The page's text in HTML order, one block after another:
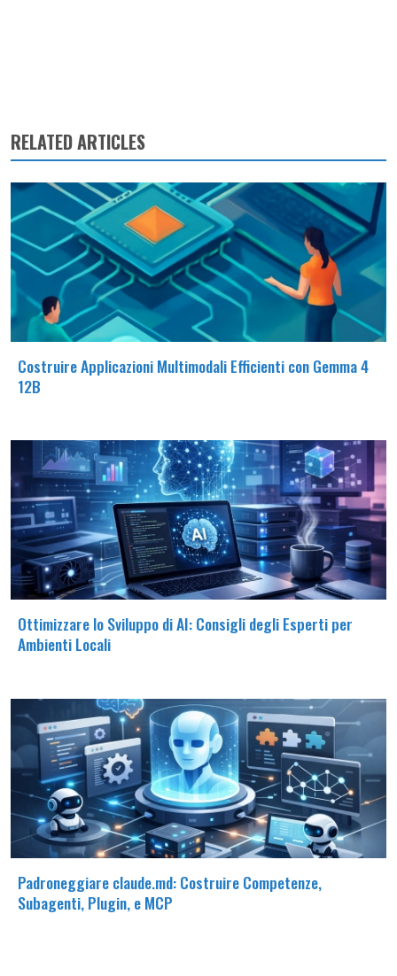
RELATED ARTICLES
Costruire Applicazioni Multimodali Efficienti con Gemma 4
12B
Ottimizzare lo Sviluppo di AI: Consigli degli Esperti per
Ambienti Locali
Padroneggiare claude.md: Costruire Competenze,
Subagenti, Plugin, e MCP